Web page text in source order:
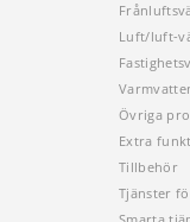
Luft/luft-
Övriga
Extra
Tillbehör
Tjänster